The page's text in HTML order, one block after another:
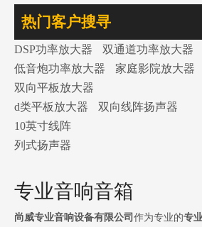
热门客户搜寻
DSP功率放大器
双通道功率放大器
低音炮功率放大器
家庭影院放大器
双向平板放大器
d类平板放大器
双向线阵扬声器
10英寸线阵
列式扬声器
专业音响音箱
尚威专业音响设备有限公司 作为专业的专